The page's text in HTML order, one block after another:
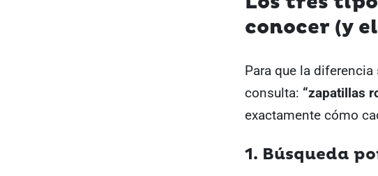
conocer (y
Para que la
consulta: “zapatillas
exactamente cómo
1. Búsqueda